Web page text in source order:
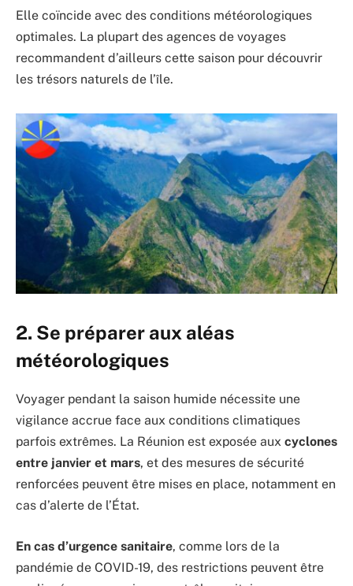
Elle coïncide avec des conditions météorologiques
optimales. La plupart des agences de voyages
recommandent d’ailleurs cette saison pour découvrir
les trésors naturels de l’île.
2. Se préparer aux aléas
météorologiques
Voyager pendant la saison humide nécessite une
vigilance accrue face aux conditions climatiques
parfois extrêmes. La Réunion est exposée aux cyclones
entre janvier et mars, et des mesures de sécurité
renforcées peuvent être mises en place, notamment en
cas d’alerte de l’État.
En cas d’urgence sanitaire, comme lors de la
pandémie de COVID-19, des restrictions peuvent être